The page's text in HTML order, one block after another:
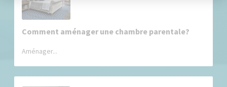
Comment aménager une chambre parentale?
Aménager...